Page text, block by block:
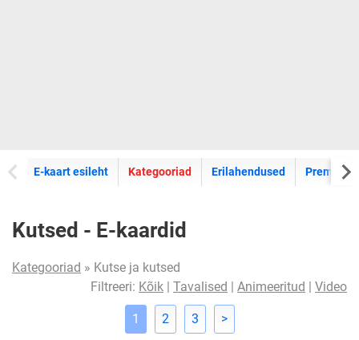
E-kaart esileht E-kaartide
Kategooriad Erilahendused Premium
Kutsed - E-kaardid
Kategooriad » Kutse ja kutsed
Filtreeri: Kõik | Tavalised | Animeeritud | Video
1 2 3 >